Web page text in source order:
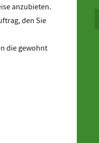
anzubieten.
den Sie
die gewohnt